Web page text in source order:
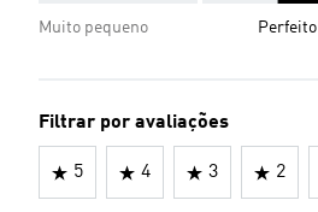
Muito pequeno Perfeito
Filtrar por avaliações
5 4 3 2